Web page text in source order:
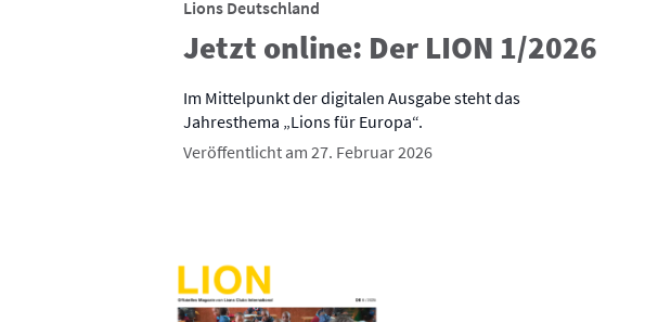
Lions Deutschland
Jetzt online: Der LION 1/2026
Im Mittelpunkt der digitalen Ausgabe steht das
Jahresthema „Lions für Europa“.
Veröffentlicht am 27. Februar 2026